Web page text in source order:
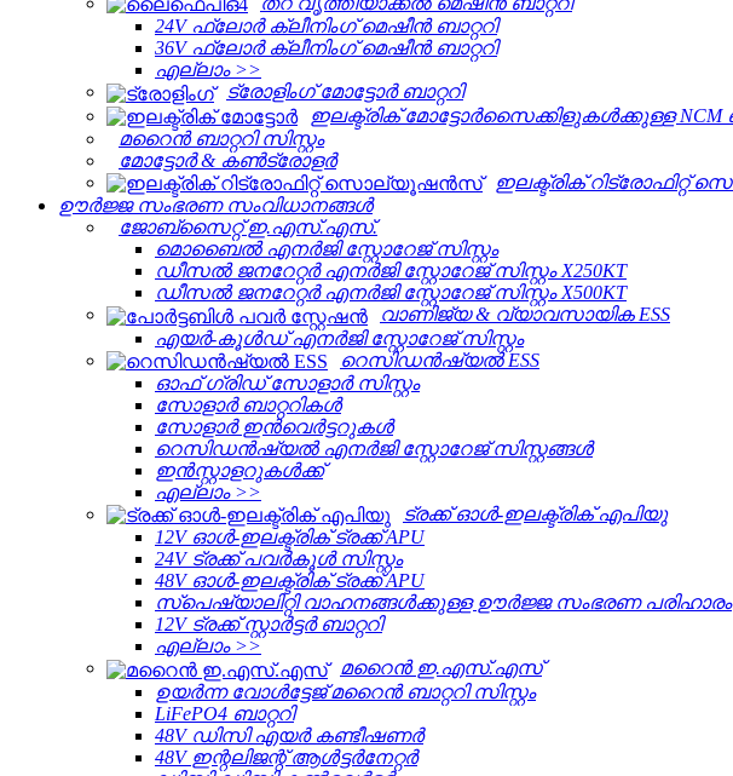
24V ഫ്ലോർ ക്ലീനിംഗ് മെഷീൻ ബാറ്ററി
36V ഫ്ലോർ ക്ലീനിംഗ് മെഷീൻ ബാറ്ററി
എല്ലാം >>
ട്രോളിംഗ് മോട്ടോർ ബാറ്ററി
ഇലക്ട്രിക് മോട്ടോർസൈക്കിളുകൾക്കുള്ള NCM
മറൈൻ ബാറ്ററി സിസ്റ്റം
മോട്ടോർ & കൺട്രോളർ
ഇലക്ട്രിക്
ഊർജ്ജ സംഭരണ ​​സംവിധാനങ്ങൾ
ജോബ്‌സൈറ്റ് ഇ.എസ്.എസ്.
മൊബൈൽ എനർജി സ്റ്റോറേജ് സിസ്റ്റം
ഡീസൽ ജനറേറ്റർ എനർജി സ്റ്റോറേജ് സിസ്റ്റം X250KT
ഡീസൽ ജനറേറ്റർ എനർജി സ്റ്റോറേജ് സിസ്റ്റം X500KT
വാണിജ്യ & വ്യാവസായിക ESS
എയർ-കൂൾഡ് എനർജി സ്റ്റോറേജ് സിസ്റ്റം
റെസിഡൻഷ്യൽ ESS
ഓഫ് ഗ്രിഡ് സോളാർ സിസ്റ്റം
സോളാർ ബാറ്ററികൾ
സോളാർ ഇൻവെർട്ടറുകൾ
റെസിഡൻഷ്യൽ എനർജി സ്റ്റോറേജ് സിസ്റ്റങ്ങൾ
ഇൻസ്റ്റാളറുകൾക്ക്
എല്ലാം >>
ട്രക്ക് ഓൾ-ഇലക്ട്രിക് എപിയു
12V ഓൾ-ഇലക്ട്രിക് ട്രക്ക് APU
24V ട്രക്ക് പവർകൂൾ സിസ്റ്റം
48V ഓൾ-ഇലക്ട്രിക് ട്രക്ക് APU
സ്പെഷ്യാലിറ്റി വാഹനങ്ങൾക്കുള്ള ഊർജ്ജ സംഭരണ ​​പരിഹാരം
12V ട്രക്ക് സ്റ്റാർട്ടർ ബാറ്ററി
എല്ലാം >>
മറൈൻ ഇ.എസ്.എസ്
ഉയർന്ന വോൾട്ടേജ് മറൈൻ ബാറ്ററി സിസ്റ്റം
LiFePO4 ബാറ്ററി
48V ഡിസി എയർ കണ്ടീഷണർ
48V ഇന്റലിജന്റ് ആൾട്ടർനേറ്റർ